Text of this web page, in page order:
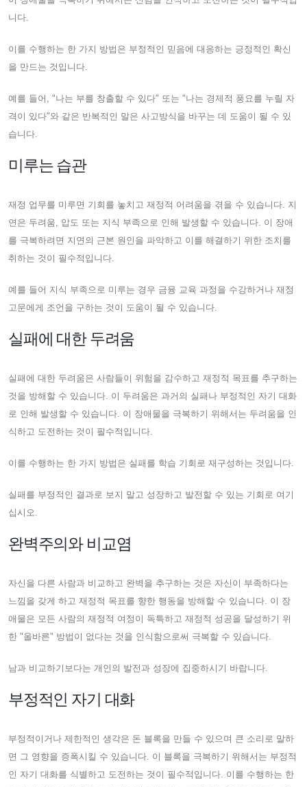
니다.
이를 수행하는 한 가지 방법은 부정적인 믿음에 대응하는 긍정적인 확신
을 만드는 것입니다.
예를 들어, "나는 부를 창출할 수 있다" 또는 "나는 경제적 풍요를 누릴 자
격이 있다"와 같은 반복적인 말은 사고방식을 바꾸는 데 도움이 될 수 있
습니다.
미루는 습관
재정 업무를 미루면 기회를 놓치고 재정적 어려움을 겪을 수 있습니다. 지
연은 두려움, 압도 또는 지식 부족으로 인해 발생할 수 있습니다. 이 장애
를 극복하려면 지연의 근본 원인을 파악하고 이를 해결하기 위한 조치를
취하는 것이 필수적입니다.
예를 들어 지식 부족으로 미루는 경우 금융 교육 과정을 수강하거나 재정
고문에게 조언을 구하는 것이 도움이 될 수 있습니다.
실패에 대한 두려움
실패에 대한 두려움은 사람들이 위험을 감수하고 재정적 목표를 추구하는
것을 방해할 수 있습니다. 이 두려움은 과거의 실패나 부정적인 자기 대화
로 인해 발생할 수 있습니다. 이 장애물을 극복하기 위해서는 두려움을 인
식하고 도전하는 것이 필수적입니다.
이를 수행하는 한 가지 방법은 실패를 학습 기회로 재구성하는 것입니다.
실패를 부정적인 결과로 보지 말고 성장하고 발전할 수 있는 기회로 여기
십시오.
완벽주의와 비교염
자신을 다른 사람과 비교하고 완벽을 추구하는 것은 자신이 부족하다는
느낌을 갖게 하고 재정적 목표를 향한 행동을 방해할 수 있습니다. 이 장
애물은 모든 사람의 재정적 여정이 독특하고 재정적 성공을 달성하기 위
한 "올바른" 방법이 없다는 것을 인식함으로써 극복할 수 있습니다.
남과 비교하기보다는 개인의 발전과 성장에 집중하시기 바랍니다.
부정적인 자기 대화
부정적이거나 제한적인 생각은 돈 블록을 만들 수 있으며 큰 소리로 말하
면 그 영향을 증폭시킬 수 있습니다. 이 블록을 극복하기 위해서는 부정적
인 자기 대화를 식별하고 도전하는 것이 필수적입니다. 이를 수행하는 한